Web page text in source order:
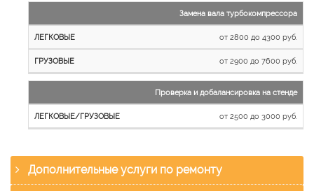
Замена вала турбокомпрессора
от 2800 до 4300 руб.
от 2900 до 7600 руб.
Проверка и добалансировка на стенде
от 2500 до 3000 руб.
Дополнительные услуги по ремонту